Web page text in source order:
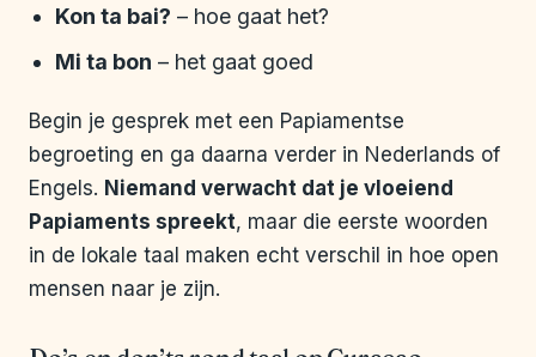
Kon ta bai? – hoe gaat het?
Mi ta bon – het gaat goed
Begin je gesprek met een Papiamentse
begroeting en ga daarna verder in Nederlands of
Engels. Niemand verwacht dat je vloeiend
Papiaments spreekt, maar die eerste woorden
in de lokale taal maken echt verschil in hoe open
mensen naar je zijn.